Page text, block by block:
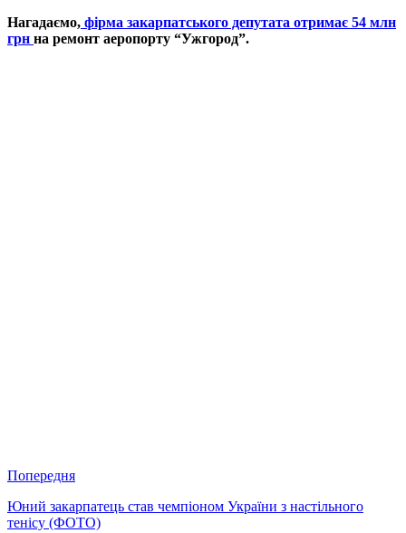
Нагадаємо, фірма закарпатського депутата отримає 54 млн
грн на ремонт аеропорту “Ужгород”.
Попередня
Юний закарпатець став чемпіоном України з настільного
тенісу (ФОТО)